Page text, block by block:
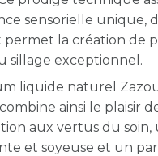
sensorielle unique,
permet la création de
sillage exceptionnel.
liquide naturel
ainsi le plaisir
aux vertus du
et soyeuse et un